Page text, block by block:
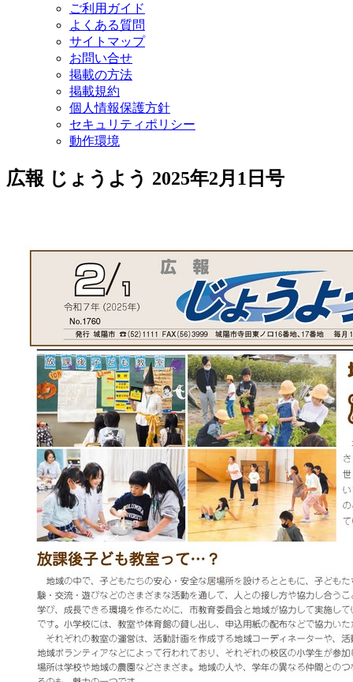
ご利用ガイド
よくある質問
サイトマップ
お問い合せ
掲載の方法
掲載規約
個人情報保護方針
セキュリティポリシー
動作環境
広報 じょうよう 2025年2月1日号